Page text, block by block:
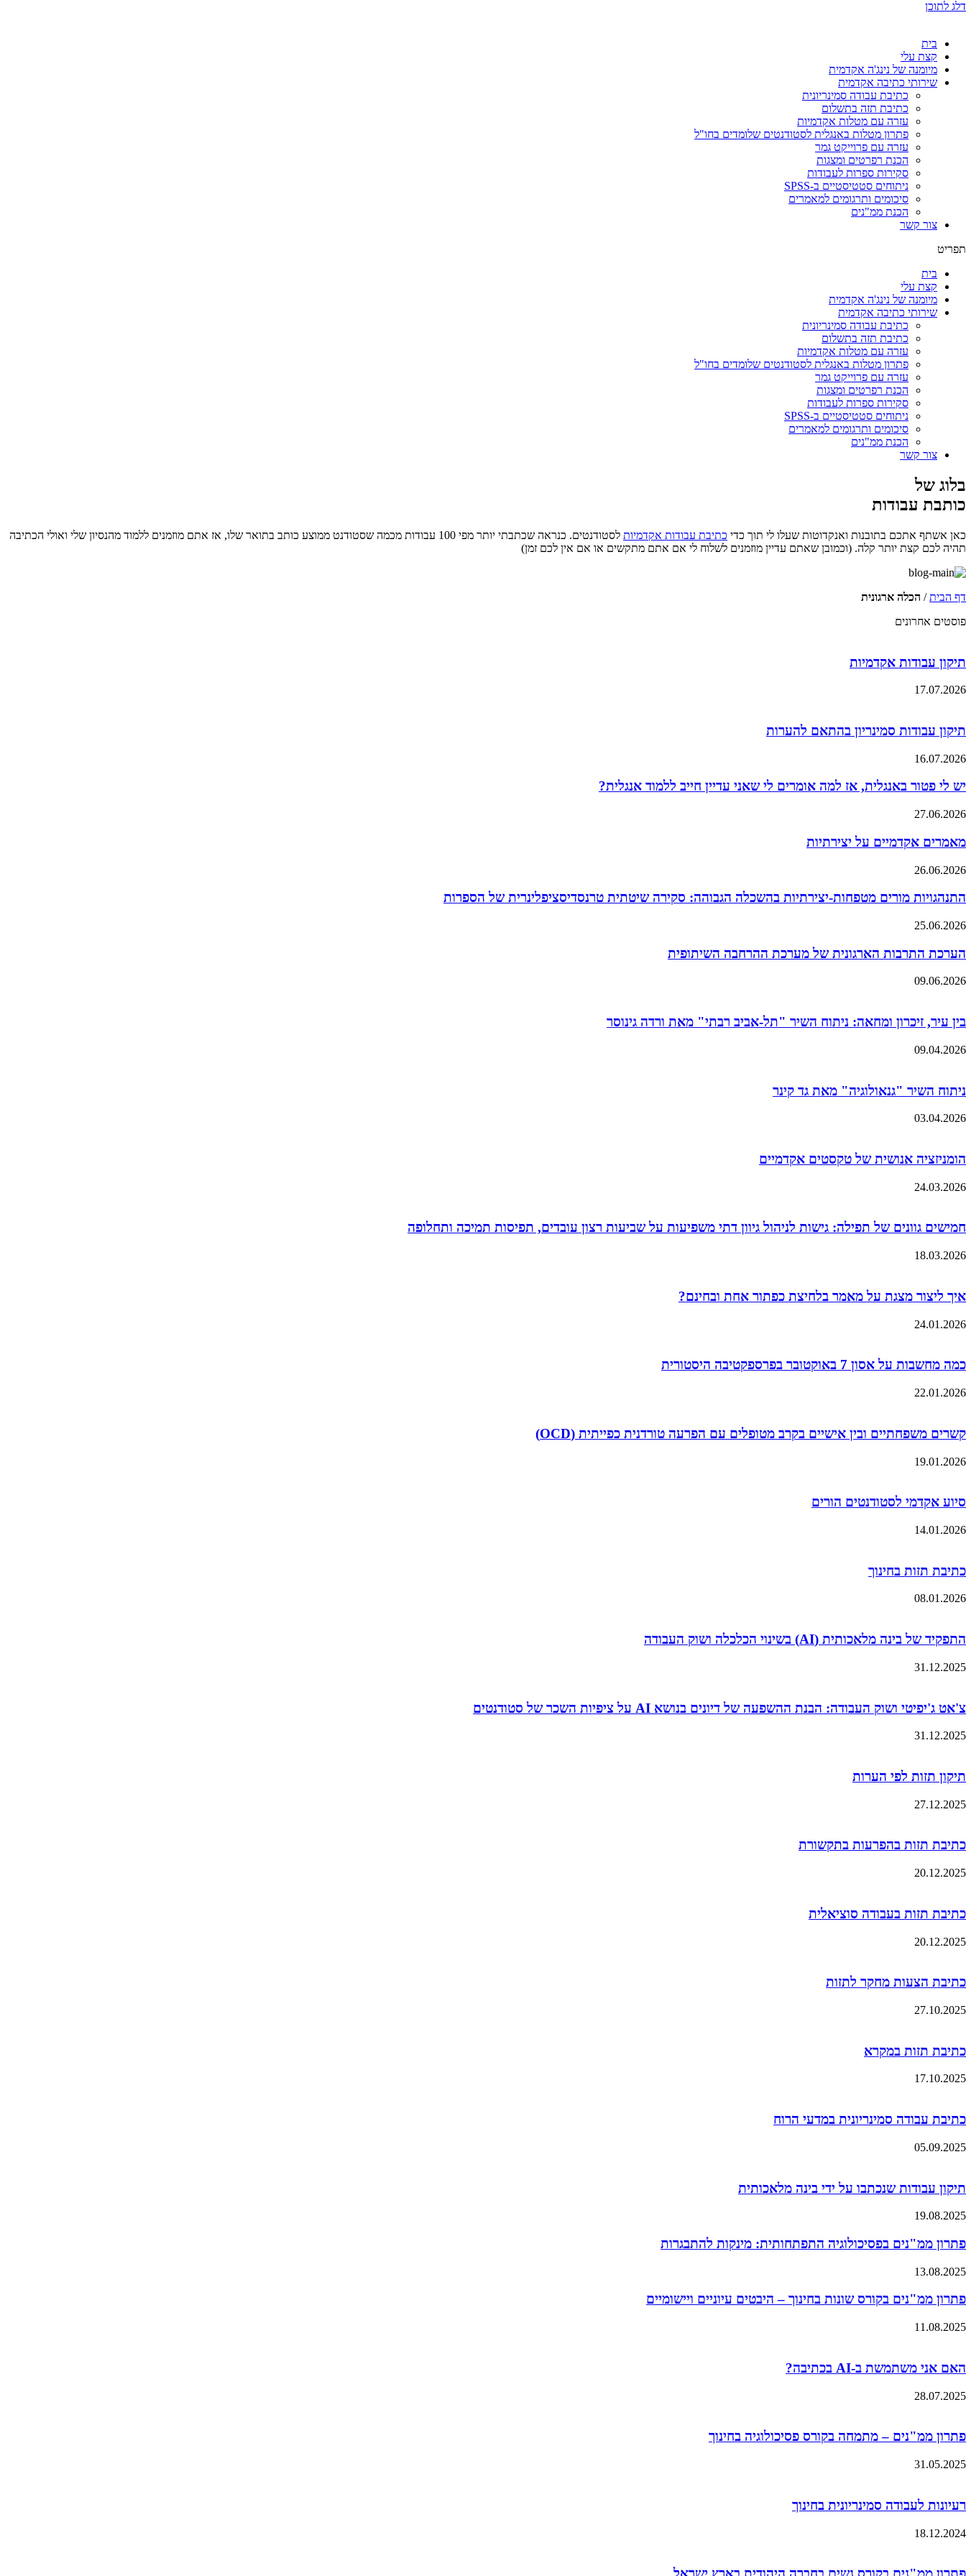
דלג לתוכן
בית
קצת עלי
מיומנה של נינג'ה אקדמית
שירותי כתיבה אקדמית
כתיבת עבודה סמינריונית
כתיבת תזה בתשלום
עזרה עם מטלות אקדמיות
פתרון מטלות באנגלית לסטודנטים שלומדים בחו"ל
עזרה עם פרוייקט גמר
הכנת רפרטים ומצגות
סקירות ספרות לעבודות
ניתוחים סטטיסטיים ב-SPSS
סיכומים ותרגומים למאמרים
הכנת ממ"נים
צור קשר
תפריט
בית
קצת עלי
מיומנה של נינג'ה אקדמית
שירותי כתיבה אקדמית
כתיבת עבודה סמינריונית
כתיבת תזה בתשלום
עזרה עם מטלות אקדמיות
פתרון מטלות באנגלית לסטודנטים שלומדים בחו"ל
עזרה עם פרוייקט גמר
הכנת רפרטים ומצגות
סקירות ספרות לעבודות
ניתוחים סטטיסטיים ב-SPSS
סיכומים ותרגומים למאמרים
הכנת ממ"נים
צור קשר
בלוג של
כותבת עבודות
כאן אשתף אתכם בתובנות ואנקדוטות שעלו לי תוך כדי כתיבת עבודות אקדמיות
לסטודנטים. כנראה שכתבתי יותר מפי 100 עבודות מכמה שסטודנט ממוצע כותב בתואר שלו, אז אתם מוזמנים ללמוד מהנסיון שלי ואולי הכתיבה
תהיה לכם קצת יותר קלה. (וכמובן שאתם עדיין מוזמנים לשלוח לי אם אתם מתקשים או אם אין לכם זמן)
דף הבית/ הכלה ארגונית
פוסטים אחרונים
תיקון עבודות אקדמיות
17.07.2026
תיקון עבודות סמינריון בהתאם להערות
16.07.2026
יש לי פטור באנגלית, אז למה אומרים לי שאני עדיין חייב ללמוד אנגלית?
27.06.2026
מאמרים אקדמיים על יצירתיות
26.06.2026
התנהגויות מורים מטפחות-יצירתיות בהשכלה הגבוהה: סקירה שיטתית טרנסדיסציפלינרית של הספרות
25.06.2026
הערכת התרבות הארגונית של מערכת ההרחבה השיתופית
09.06.2026
בין עיר, זיכרון ומחאה: ניתוח השיר "תל-אביב רבתי" מאת ורדה גינוסר
09.04.2026
ניתוח השיר "גנאולוגיה" מאת גד קינר
03.04.2026
הומניזציה אנושית של טקסטים אקדמיים
24.03.2026
חמישים גוונים של תפילה: גישות לניהול גיוון דתי משפיעות על שביעות רצון עובדים, תפיסות תמיכה ותחלופה
18.03.2026
איך ליצור מצגת על מאמר בלחיצת כפתור אחת ובחינם?
24.01.2026
כמה מחשבות על אסון 7 באוקטובר בפרספקטיבה היסטורית
22.01.2026
קשרים משפחתיים ובין אישיים בקרב מטופלים עם הפרעה טורדנית כפייתית (OCD)
19.01.2026
סיוע אקדמי לסטודנטים הורים
14.01.2026
כתיבת תזות בחינוך
08.01.2026
התפקיד של בינה מלאכותית (AI) בשינוי הכלכלה ושוק העבודה
31.12.2025
צ'אט ג'יפיטי ושוק העבודה: הבנת ההשפעה של דיונים בנושא AI על ציפיות השכר של סטודנטים
31.12.2025
תיקון תזות לפי הערות
27.12.2025
כתיבת תזות בהפרעות בתקשורת
20.12.2025
כתיבת תזות בעבודה סוציאלית
20.12.2025
כתיבת הצעות מחקר לתזות
27.10.2025
כתיבת תזות במקרא
17.10.2025
כתיבת עבודה סמינריונית במדעי הרוח
05.09.2025
תיקון עבודות שנכתבו על ידי בינה מלאכותית
19.08.2025
פתרון ממ"נים בפסיכולוגיה התפתחותית: מינקות להתבגרות
13.08.2025
פתרון ממ"נים בקורס שונות בחינוך – היבטים עיוניים ויישומיים
11.08.2025
האם אני משתמשת ב-AI בכתיבה?
28.07.2025
פתרון ממ"נים – מתמחה בקורס פסיכולוגיה בחינוך
31.05.2025
רעיונות לעבודה סמינריונית בחינוך
18.12.2024